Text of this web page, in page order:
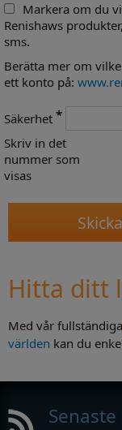
Markera om du
Renishaws
sms.
Berätta mer om
ett konto på:
Säkerhet *
Skriv in det
nummer som
visas
Hitta ditt
Med vår fullständiga
världen kan du